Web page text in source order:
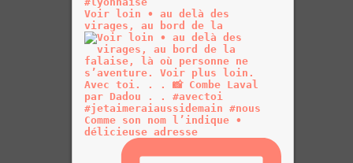
Voir loin • au delà des
virages, au bord de la
Comme son nom l’indique •
délicieuse adresse